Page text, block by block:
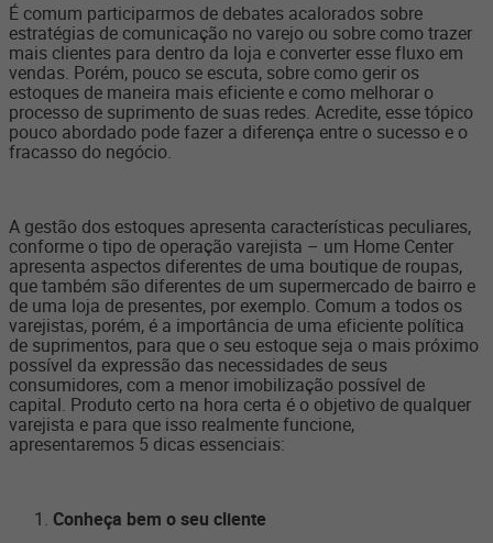
É comum participarmos de debates acalorados sobre
estratégias de comunicação no varejo ou sobre como trazer
mais clientes para dentro da loja e converter esse fluxo em
vendas. Porém, pouco se escuta, sobre como gerir os
estoques de maneira mais eficiente e como melhorar o
processo de suprimento de suas redes. Acredite, esse tópico
pouco abordado pode fazer a diferença entre o sucesso e o
fracasso do negócio.
A gestão dos estoques apresenta características peculiares,
conforme o tipo de operação varejista – um Home Center
apresenta aspectos diferentes de uma boutique de roupas,
que também são diferentes de um supermercado de bairro e
de uma loja de presentes, por exemplo. Comum a todos os
varejistas, porém, é a importância de uma eficiente política
de suprimentos, para que o seu estoque seja o mais próximo
possível da expressão das necessidades de seus
consumidores, com a menor imobilização possível de
capital. Produto certo na hora certa é o objetivo de qualquer
varejista e para que isso realmente funcione,
apresentaremos 5 dicas essenciais:
Conheça bem o seu cliente